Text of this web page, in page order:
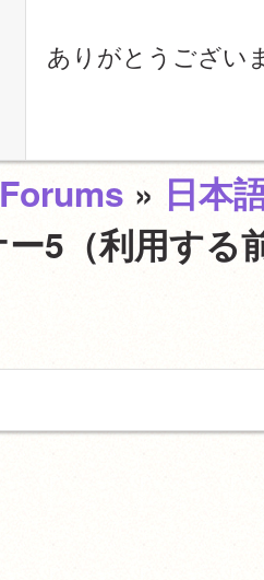
ありがとうござい
» 日本
5（利用する